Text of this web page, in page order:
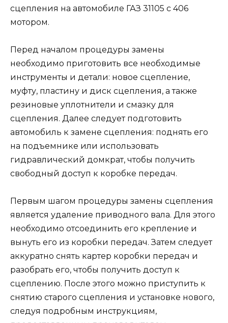
сцепления на автомобиле ГАЗ 31105 с 406
мотором.
Перед началом процедуры замены
необходимо приготовить все необходимые
инструменты и детали: новое сцепление,
муфту, пластину и диск сцепления, а также
резиновые уплотнители и смазку для
сцепления. Далее следует подготовить
автомобиль к замене сцепления: поднять его
на подъемнике или использовать
гидравлический домкрат, чтобы получить
свободный доступ к коробке передач.
Первым шагом процедуры замены сцепления
является удаление приводного вала. Для этого
необходимо отсоединить его крепление и
вынуть его из коробки передач. Затем следует
аккуратно снять картер коробки передач и
разобрать его, чтобы получить доступ к
сцеплению. После этого можно приступить к
снятию старого сцепления и установке нового,
следуя подробным инструкциям,